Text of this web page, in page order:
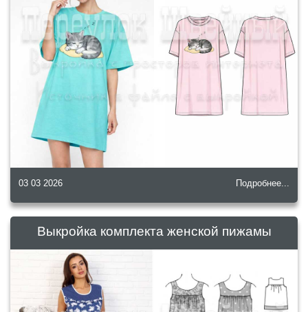
03 03 2026 Подробнее...
Выкройка комплекта женской пижамы